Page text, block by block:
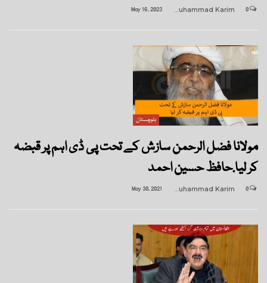
Muhammad Karim
May 16, 2023
بلوچستان
مولانا فضل الرحمن سازش کے تحت پی ڈی اہم پر قبضہ
کر لیا.حافظ حسین احمد
May 30, 2021